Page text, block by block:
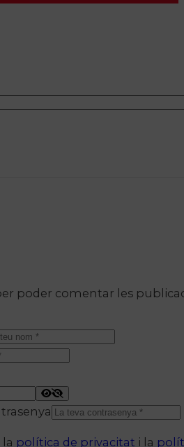
poder comentar les
política de privacitat i la